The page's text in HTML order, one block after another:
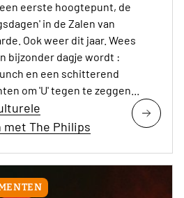
eerste hoogtepunt, de
in de Zalen van
Ook weer dit jaar. Wees
bijzonder dagje wordt :
en een schitterend
om 'U' tegen te zeggen...
The Philips